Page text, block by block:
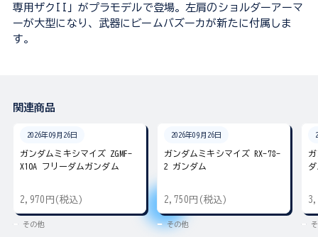
専用ザクII」がプラモデルで登場。左肩のショルダーアーマ
ーが大型になり、武器にビームバズーカが新たに付属しま
す。
関連商品
2026年09月26日
ガンダムミキシマイズ ZGMF-
X10A フリーダムガンダム
2,970円(税込)
その他
2026年09月26日
ガンダムミキシマイズ RX-78-
2 ガンダム
2,750円(税込)
その他